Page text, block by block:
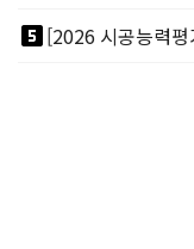
looks_5